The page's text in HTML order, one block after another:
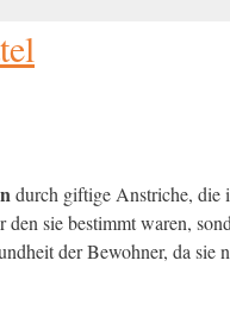
durch giftige Anstriche, die
sie bestimmt waren,
der Bewohner, da sie